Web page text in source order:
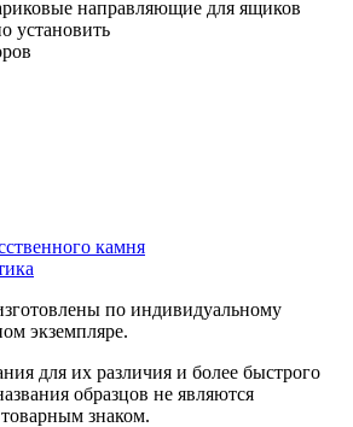
направляющие для ящиков
установить
камня
по индивидуальному
экземпляре.
для их различия и более быстрого
образцов не являются
знаком.